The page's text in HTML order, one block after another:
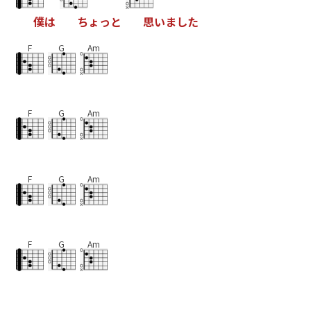
僕は ちょ っ と 思いました
F G Am
F G Am
F G Am
F G Am